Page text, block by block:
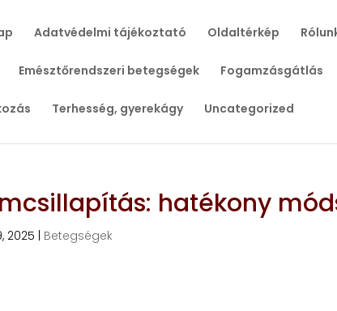
Adatvédelmi tájékoztató Oldaltérkép
Emésztőrendszeri betegségek Fogamzásgátlás
Terhesség, gyerekágy Uncategorized
hatékony
2025 Betegségek